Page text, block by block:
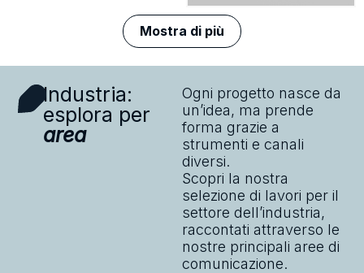
Mostra di più
Ogni progetto nasce da
un’idea, ma prende
forma grazie a
strumenti e canali
diversi.
Scopri la nostra
selezione di lavori per il
settore dell’industria,
raccontati attraverso le
nostre principali aree di
comunicazione.
Industria:
esplora per
area